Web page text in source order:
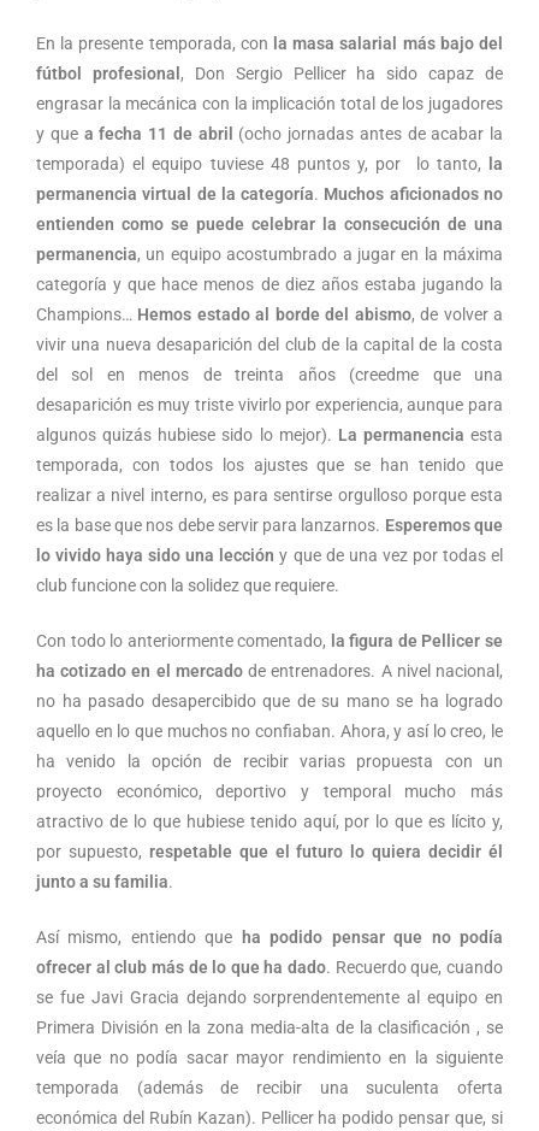
En la presente temporada, con la masa salarial más bajo del
fútbol profesional , Don Sergio Pellicer ha sido capaz de
engrasar la mecánica con la implicación total de los jugadores
y que a fecha 11 de abril
(ocho jornadas antes de acabar la
temporada) el equipo tuviese 48 puntos y, por lo tanto,
la
permanencia virtual de la categoría. Muchos aficionados no
entienden como se puede celebrar la consecución de una
permanencia, un equipo acostumbrado a jugar en la máxima
categoría y que hace menos de diez años estaba jugando la
Champions… Hemos estado al borde del abismo, de volver a
vivir una nueva desaparición del club de la capital de la costa
del sol en menos de treinta años (creedme que una
desaparición es muy triste vivirlo por experiencia, aunque para
algunos quizás hubiese sido lo mejor). La permanencia esta
temporada, con todos los ajustes que se han tenido que
realizar a nivel interno, es para sentirse orgulloso porque esta
es la base que nos debe servir para lanzarnos. Esperemos que
lo vivido haya sido una lección y que de una vez por todas el
club funcione con la solidez que requiere.
Con todo lo anteriormente comentado, la figura de Pellicer se
ha cotizado en el mercadode entrenadores. A nivel nacional,
no ha pasado desapercibido que de su mano se ha logrado
aquello en lo que muchos no confiaban. Ahora, y así lo creo, le
ha venido la opción de recibir varias propuesta con un
proyecto económico, deportivo y temporal mucho más
atractivo de lo que hubiese tenido aquí, por lo que es lícito y,
por supuesto, respetable que el futuro lo quiera decidir él
junto a su familia.
Así mismo, entiendo que
ha podido pensar que no podía
ofrecer al club más de lo que ha dado. Recuerdo que, cuando
se fue Javi Gracia dejando sorprendentemente al equipo en
Primera División en la zona media-alta de la clasificación , se
veía que no podía sacar mayor rendimiento en la siguiente
temporada (además de recibir una suculenta oferta
económica del Rubín Kazan). Pellicer ha podido pensar que, si